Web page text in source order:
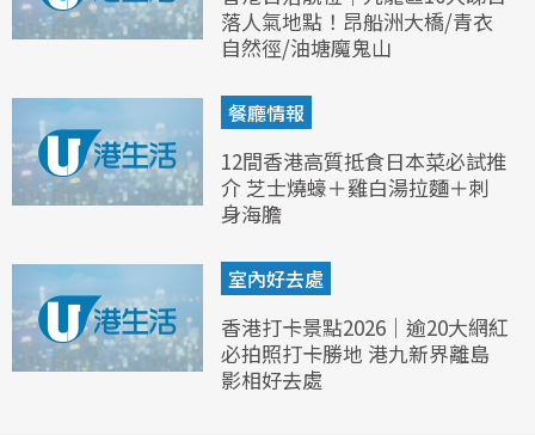
落人氣地點！昂船洲大橋/青衣
自然徑/油塘魔鬼山
餐廳情報
12間香港高質抵食日本菜必試推
介 芝士燒蠔＋雞白湯拉麵＋刺
身海膽
室內好去處
香港打卡景點2026｜逾20大網紅
必拍照打卡勝地 港九新界離島
影相好去處